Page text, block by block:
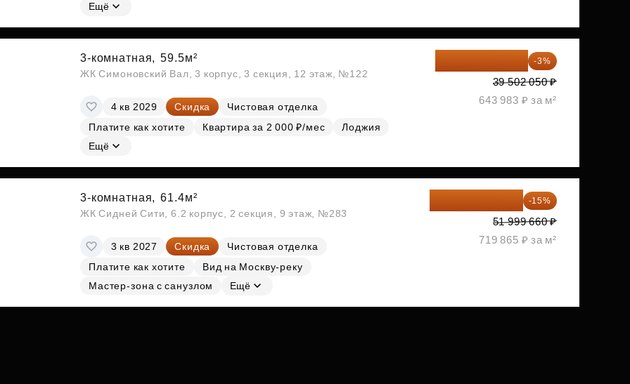
Ещё
3-комнатная, 59.5м²
ЖК Симоновский Вал, 3 корпус, 3 секция, 12 этаж, №122
4 кв 2029 Скидка
Чистовая отделка
Платите как хотите
Квартира за 2 000 ₽/мес
Лоджия
Ещё
38 316 989 ₽ -3%
39 502 050 ₽
643 983 ₽ за м²
3-комнатная, 61.4м²
ЖК Сидней Сити, 6.2 корпус, 2 секция, 9 этаж, №283
3 кв 2027 Скидка
Чистовая отделка
Платите как хотите
Вид на Москву-реку
Мастер-зона с санузлом
Ещё
-15%
51 999 660 ₽
719 865 ₽ за м²